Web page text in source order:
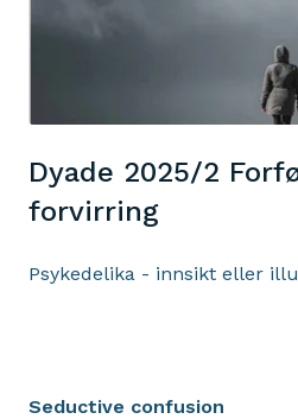
Dyade 2025/2
forvirring
Psykedelika - innsikt eller
Seductive confusion